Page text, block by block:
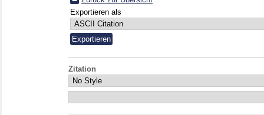
Exportieren als
Zitation